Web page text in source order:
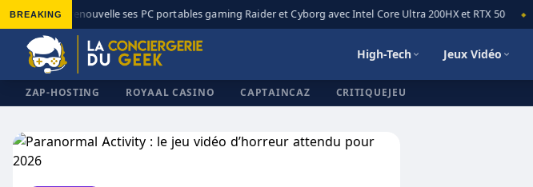
BREAKING
◆ MSI renouvelle ses PC portables gaming Raider et Cyborg avec Intel Core Ultra 200HX et RTX 50 ◆
High-Tech Jeux Vidéo
ZAP-HOSTING ROYAAL CASINO CAPTAINCAZ CRITIQUEJEU